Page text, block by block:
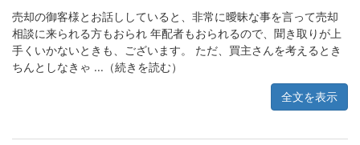
売却の御客様とお話ししていると、非常に曖昧な事を言って売却
相談に来られる方もおられ 年配者もおられるので、聞き取りが上
手くいかないときも、ございます。 ただ、買主さんを考えるとき
ちんとしなきゃ ...（続きを読む）
全文を表示